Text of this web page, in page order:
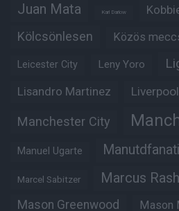
Juan Mata Karl Darlow
Kölcsönlesen Közös
Leicester City Leny Yoro
Lisandro Martinez Liverpool
Manchester City
Manuel Ugarte
Marcel Sabitzer Marcus
Mason Greenwood Mason